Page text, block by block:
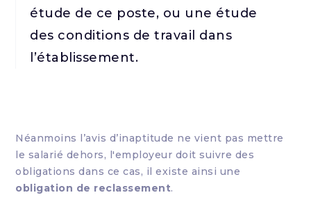
étude de ce poste, ou une étude
des conditions de travail dans
l’établissement.
Néanmoins l’avis d’inaptitude ne vient pas mettre
le salarié dehors, l'employeur doit suivre des
obligations dans ce cas, il existe ainsi une
obligation de reclassement.